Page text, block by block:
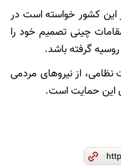
این کشور خواسته است در
چینی تصمیم خود را
گرفته باشد.
نظامی، از نیروهای مردمی
این حمایت است.